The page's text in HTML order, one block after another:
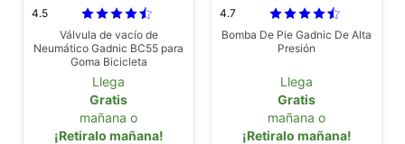
4.5
Válvula de vacío de
Neumático Gadnic BC55 para
Goma Bicicleta
Llega
Gratis
mañana o
¡Retiralo mañana!
4.7
Bomba De Pie Gadnic De Alta
Presión
Llega
Gratis
mañana o
¡Retiralo mañana!